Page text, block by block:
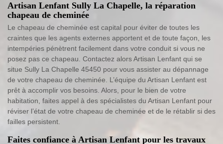
Artisan Lenfant Sully La Chapelle, la réparation
chapeau de cheminée
Le chapeau de cheminée est capital pour éviter de toutes les
craintes que les agents externes apportent et de toute façon, les
intempéries pénètrent facilement dans votre conduit si vous ne
posez pas ce chapeau. Contactez alors Artisan Lenfant qui se
situe Sully La Chapelle 45450 pour vous assister au dépannage
de votre chapeau de cheminée. L’équipe du Artisan Lenfant est
prêt à accomplir vos besoins. Alors, pour le bien de votre
habitation, faites appel à des spécialistes du Artisan Lenfant pour
réviser l’état de votre chapeau de cheminée et de le rétablir si des
failles persistent.
Faites confiance à Artisan Lenfant pour les travaux